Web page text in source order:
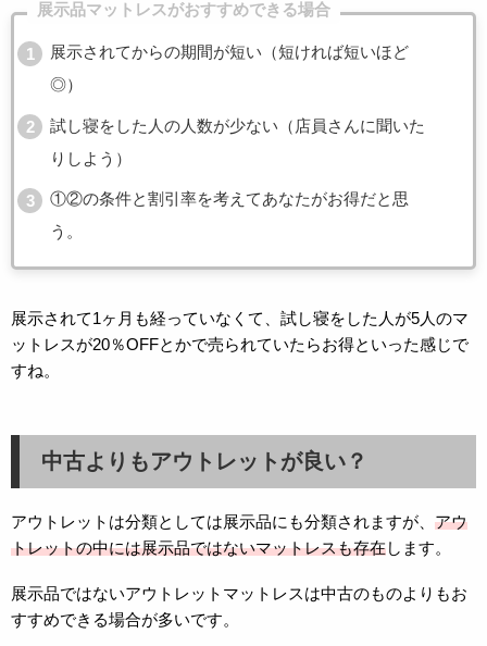
展示品マットレスがおすすめできる場合
展示されてからの期間が短い（短ければ短いほど
◎）
試し寝をした人の人数が少ない（店員さんに聞いた
りしよう）
①②の条件と割引率を考えてあなたがお得だと思
う。
展示されて1ヶ月も経っていなくて、試し寝をした人が5人のマ
ットレスが20％OFFとかで売られていたらお得といった感じで
すね。
中古よりもアウトレットが良い？
アウトレットは分類としては展示品にも分類されますが、 アウ
トレットの中には展示品ではないマットレスも存在 します。
展示品ではないアウトレットマットレスは中古のものよりもお
すすめできる場合が多いです。